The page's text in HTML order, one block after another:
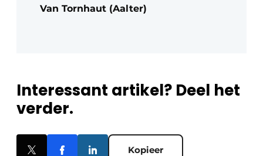
Van Tornhaut (Aalter)
Interessant artikel? Deel het
verder.
Kopieer